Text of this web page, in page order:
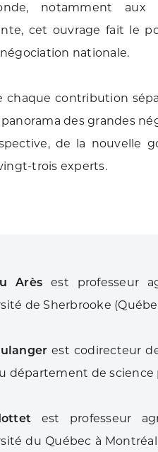
notamment aux
cet ouvrage fait le
nationale.
chaque contribution
des grandes
de la nouvelle
trois experts.
Arès est professeur
de Sherbrooke
est codirecteur
département de science
est professeur
du Québec à